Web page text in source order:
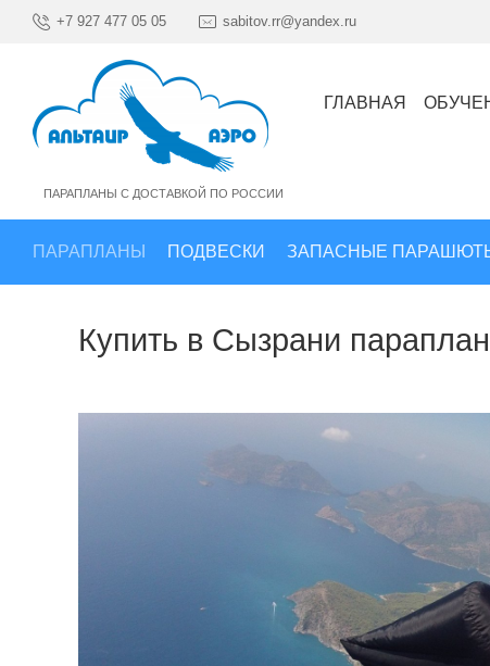
+7 927 477 05 05 sabitov.rr@yandex.ru
ПАРАПЛАНЫ С ДОСТАВКОЙ ПО РОССИИ
ГЛАВНАЯ
ПАРАПЛАНЫ ПОДВЕСКИ ЗАПАСНЫЕ
Купить в Сызрани